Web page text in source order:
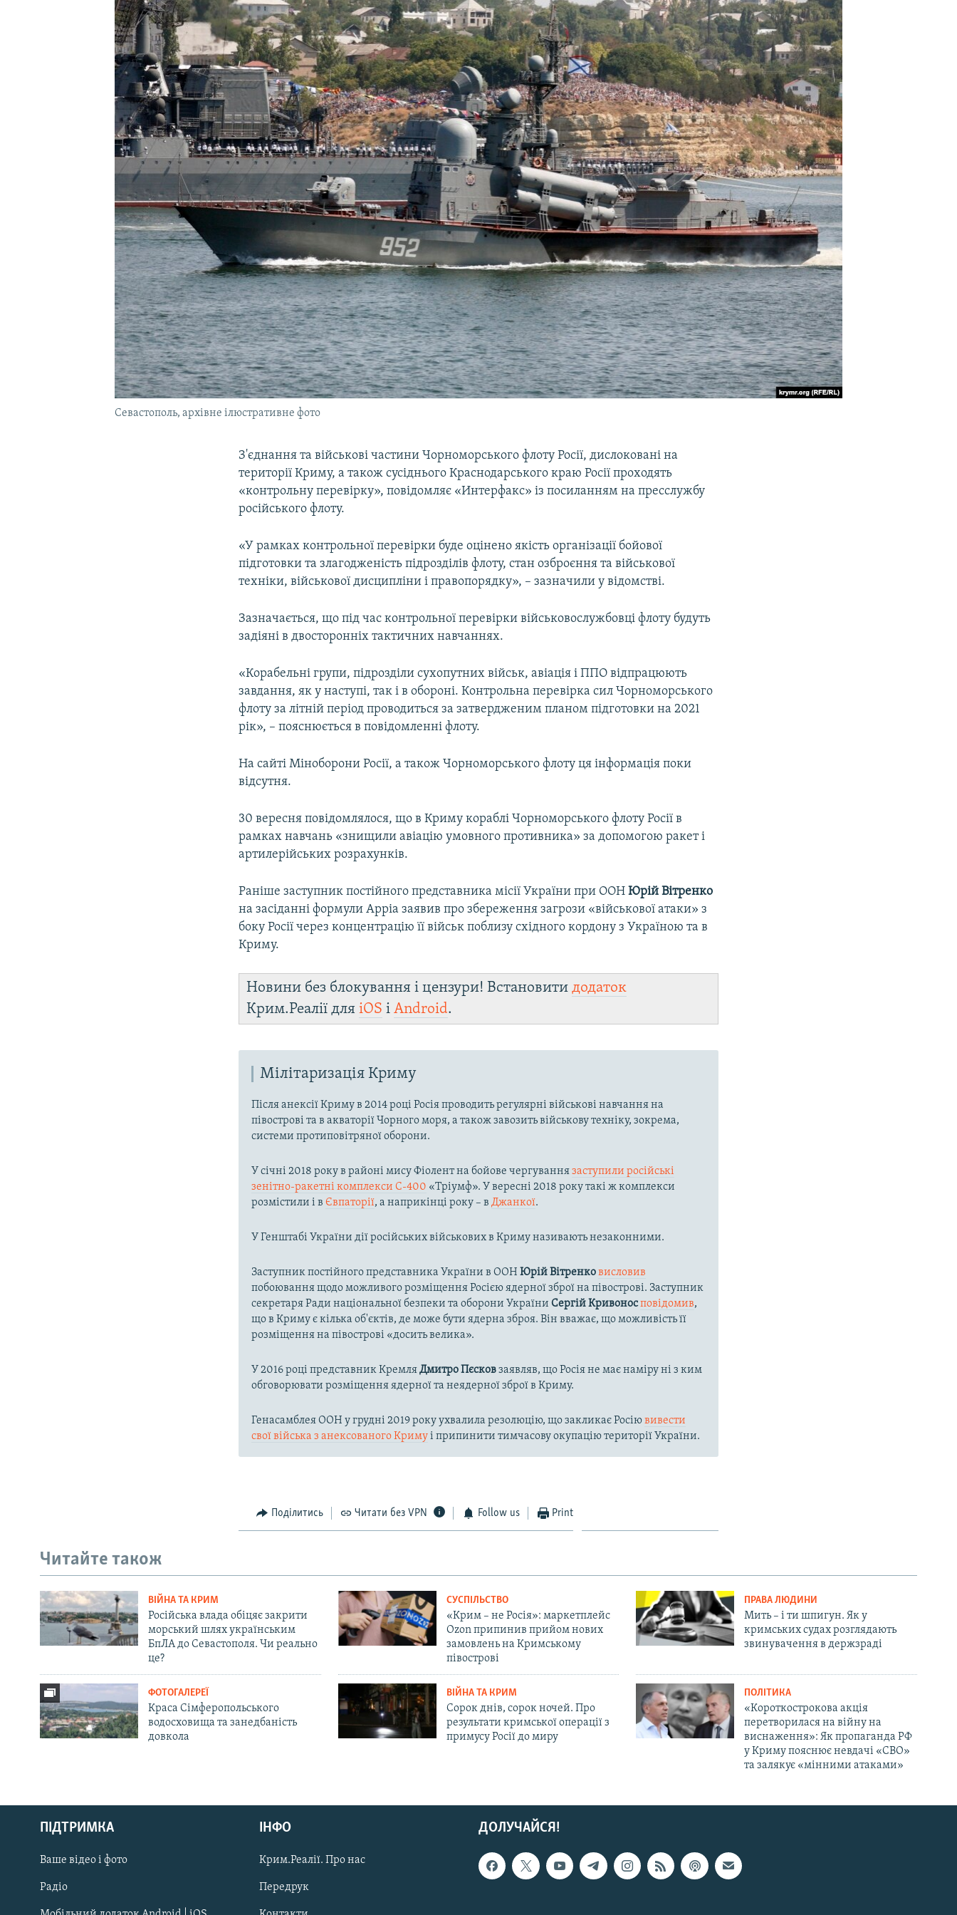
УКРАЇНСЬКА ПРОБЛЕМА КРИМУ
Русский
Qırımtatar
ДОЛУЧАЙСЯ!
Севастополь, архівне ілюстративне фото
З'єднання та військові частини Чорноморського флоту Росії, дислоковані на
території Криму, а також сусіднього Краснодарського краю Росії проходять
«контрольну перевірку», повідомляє «Интерфакс» із посиланням на пресслужбу
російського флоту.
«У рамках контрольної перевірки буде оцінено якість організації бойової
підготовки та злагодженість підрозділів флоту, стан озброєння та військової
техніки, військової дисципліни і правопорядку», – зазначили у відомстві.
Зазначається, що під час контрольної перевірки військовослужбовці флоту будуть
задіяні в двосторонніх тактичних навчаннях.
«Корабельні групи, підрозділи сухопутних військ, авіація і ППО відпрацюють
завдання, як у наступі, так і в обороні. Контрольна перевірка сил Чорноморського
флоту за літній період проводиться за затвердженим планом підготовки на 2021
рік», – пояснюється в повідомленні флоту.
На сайті Міноборони Росії, а також Чорноморського флоту ця інформація поки
відсутня.
30 вересня повідомлялося, що в Криму кораблі Чорноморського флоту Росії в
рамках навчань «знищили авіацію умовного противника» за допомогою ракет і
артилерійських розрахунків.
Раніше заступник постійного представника місії України при ООНЮрій Вітренко
на засіданні формули Арріа заявив про збереження загрози «військової атаки» з
боку Росії через концентрацію її військ поблизу східного кордону з Україною та в
Криму.
Новини без блокування і цензури! Встановитидодаток
Крим.Реалії дляiOS іAndroid.
Мілітаризація Криму
Після анексії Криму в 2014 році Росія проводить регулярні військові навчання на
півострові та в акваторії Чорного моря, а також завозить військову техніку, зокрема,
системи протиповітряної оборони.
У січні 2018 року в районі мису Фіолент на бойове чергуваннязаступили російські
зенітно-ракетні комплекси С-400 «Тріумф». У вересні 2018 року такі ж комплекси
розмістили і вЄвпаторії, а наприкінці року – вДжанкої.
У Генштабі України дії російських військових в Криму називають незаконними.
Заступник постійного представника України в ООНЮрій Вітренковисловив
побоювання щодо можливого розміщення Росією ядерної зброї на півострові. Заступник
секретаря Ради національної безпеки та оборони УкраїниСергій Кривоносповідомив,
що в Криму є кілька об'єктів, де може бути ядерна зброя. Він вважає, що можливість її
розміщення на півострові «досить велика».
У 2016 році представник КремляДмитро Пєсковзаявляв, що Росія не має наміру ні з ким
обговорювати розміщення ядерної та неядерної зброї в Криму.
Генасамблея ООН у грудні 2019 року ухвалила резолюцію, що закликає Росіювивести
свої війська з анексованого Кримуі припинити тимчасову окупацію території України.
Поділитись Читати без VPN Follow us Print
Читайте також
ВІЙНА ТА КРИМ
Російська влада обіцяє закрити
морський шлях українським
БпЛА до Севастополя. Чи реально
це?
СУСПІЛЬСТВО
«Крим – не Росія»: маркетплейс
Ozon припинив прийом нових
замовлень на Кримському
півострові
ПРАВА ЛЮДИНИ
Мить – і ти шпигун. Як у
кримських судах розглядають
звинувачення в держзраді
ФОТОГАЛЕРЕЇ
Краса Сімферопольського
водосховища та занедбаність
довкола
ВІЙНА ТА КРИМ
Сорок днів, сорок ночей. Про
результати кримської операції з
примусу Росії до миру
ПОЛІТИКА
«Короткострокова акція
перетворилася на війну на
виснаження»: Як пропаганда РФ
у Криму пояснює невдачі «СВО»
та залякує «мінними атаками»
ДОЛУЧАЙСЯ!
ПІДТРИМКА
Ваше відео і фото
Радіо
ІНФО
Крим.Реалії. Про нас
Передрук